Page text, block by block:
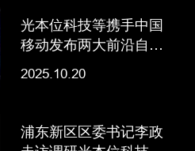
光本位科技等携手中国
移动发布两大前沿自皮
书，加速光计算和光互
2025.10.20
浦东新区区委书记李政